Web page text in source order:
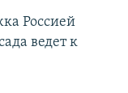
Россией
ведет к